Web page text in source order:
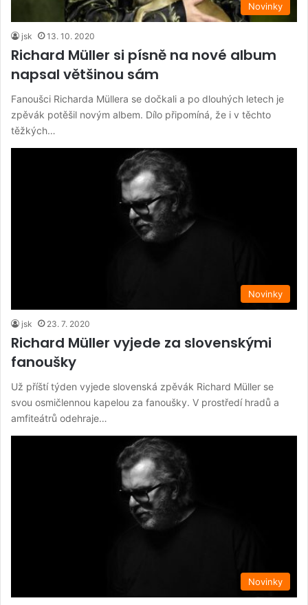
Novinky
jsk 13. 10. 2020
Richard Müller si písně na nové album
napsal většinou sám
Fanoušci Richarda Müllera se dočkali a po dlouhých letech je
zpěvák potěšil novým albem. Dílo připomíná, že i v těchto
těžkých…
Novinky
jsk 23. 7. 2020
Richard Müller vyjede za slovenskými
fanoušky
Už příští týden vyjede slovenská zpěvák Richard Müller se
svou osmičlennou kapelou za fanoušky. V prostředí hradů a
amfiteátrů odehraje…
Novinky